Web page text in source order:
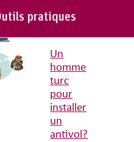
pratiques
chômeurs?
Un
homme
turc
pour
installer
un
antivol?